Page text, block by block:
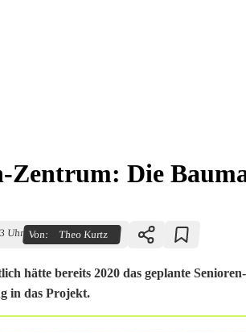
Zentrum: Die
Uhr Von: Theo Kurtz
hätte bereits 2020 das geplante
in das Projekt.